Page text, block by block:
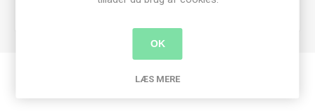
Dies/embossing
OK
LÆS MERE